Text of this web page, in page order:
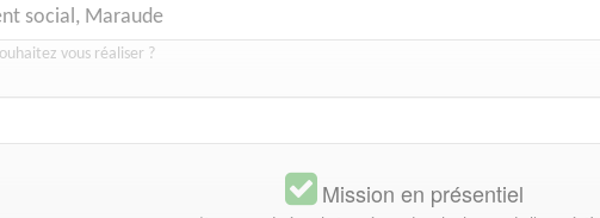
vous réaliser ?
Mission en présentiel